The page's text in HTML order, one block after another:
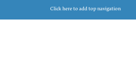
Click here to add top navigation